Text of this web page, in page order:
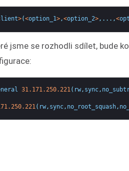
>(<option_1>,<option_2>, . . . ,<
jsme se rozhodli sdílet, bude
31.171.250.221( rw, sync,
( rw, sync, no_root_squash,